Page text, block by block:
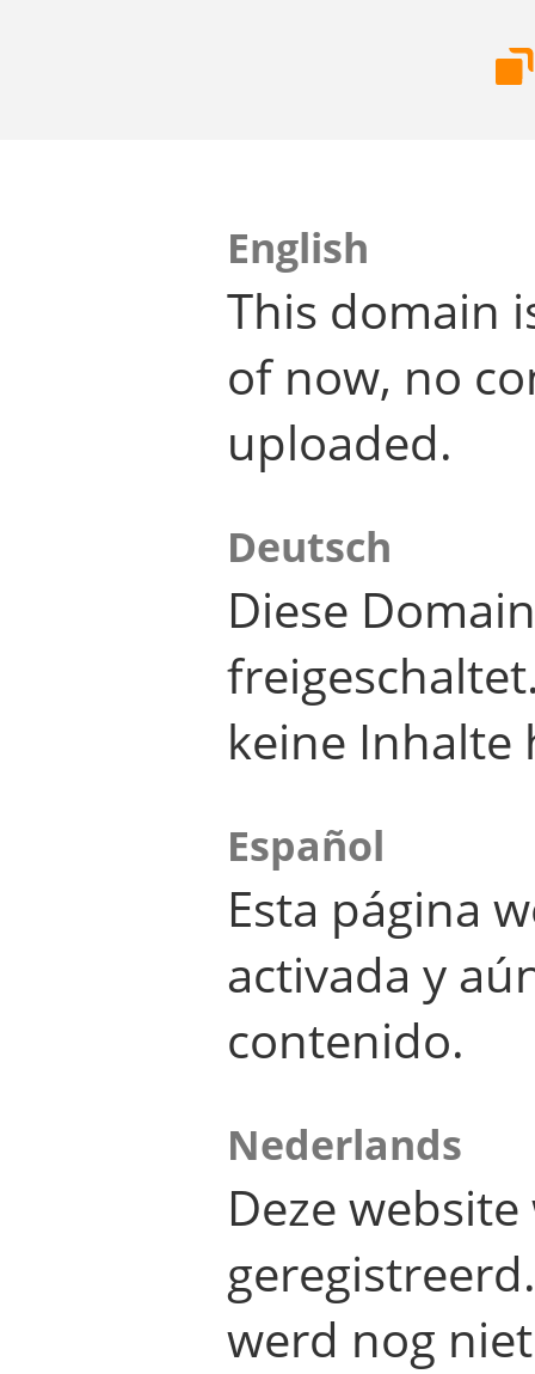
English
This domain
of now, no
uploaded.
Deutsch
Diese
keine Inhalte
Español
Esta página
activada y
contenido.
Nederlands
Deze
werd nog